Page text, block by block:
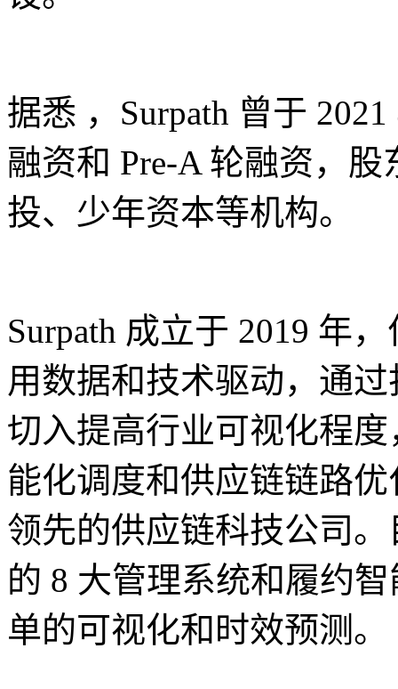
据悉 ，Surpath 曾于
融资和 Pre-A 轮融资，
投、少年资本等机构。
Surpath 成立于 2019 年
用数据和技术驱动，通
切入提高行业可视化程
能化调度和供应链链路
领先的供应链科技公司
的 8 大管理系统和履约
单的可视化和时效预测。